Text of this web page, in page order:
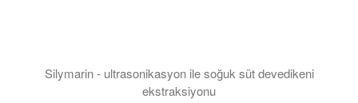
Silymarin - ultrasonikasyon ile soğuk süt devedikeni
ekstraksiyonu